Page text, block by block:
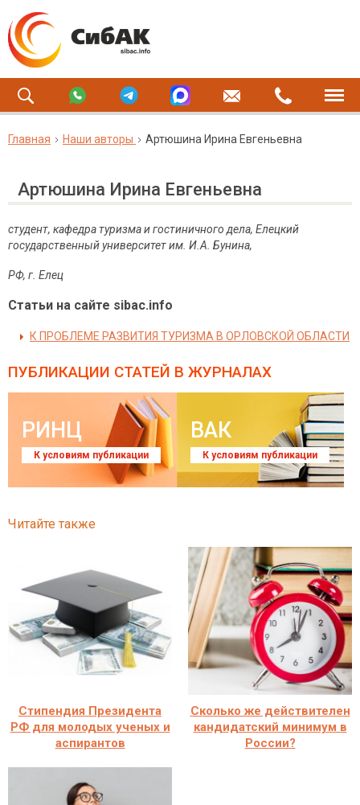
Главная Наши авторы Артюшина Ирина Евгеньевна
Артюшина Ирина Евгеньевна
студент, кафедра туризма и гостиничного дела, Елецкий
государственный университет им. И.А. Бунина,
РФ, г Елец
Статьи на сайте sibac.info
К ПРОБЛЕМЕ РАЗВИТИЯ ТУРИЗМА В ОРЛОВСКОЙ ОБЛАСТИ
ПУБЛИКАЦИИ СТАТЕЙ В ЖУРНАЛАХ
РИНЦ
К условиям публикации
ВАК
К условиям публикации
Читайте также
Стипендия Президента
РФ для молодых ученых и
аспирантов
Сколько же действителен
кандидатский минимум в
России?